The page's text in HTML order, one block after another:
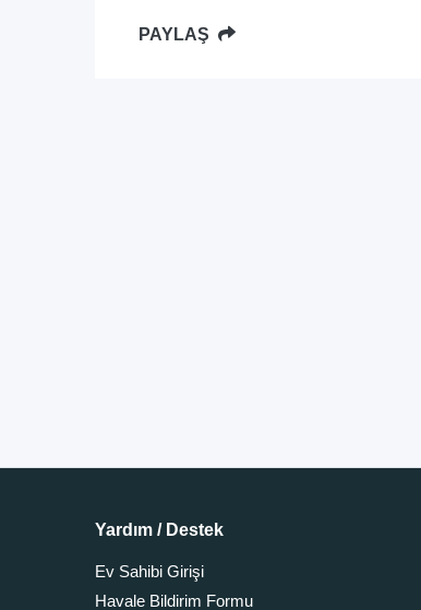
PAYLAŞ
Yardım / Destek
Ev Sahibi Girişi
Havale Bildirim Formu